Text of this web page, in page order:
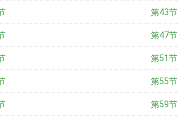
第43节
第47节
第51节
第55节
第59节